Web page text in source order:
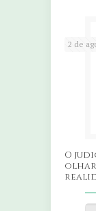
2 de
O
olhar